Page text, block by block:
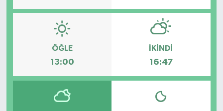
ÖĞLE
13:00
İKINDI
16:47